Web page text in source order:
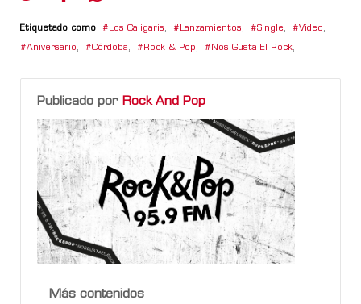
Etiquetado como Los Caligaris, Lanzamientos, Single, Video,
Aniversario, Córdoba, Rock & Pop, Nos Gusta El Rock,
Publicado por Rock And Pop
Más contenidos